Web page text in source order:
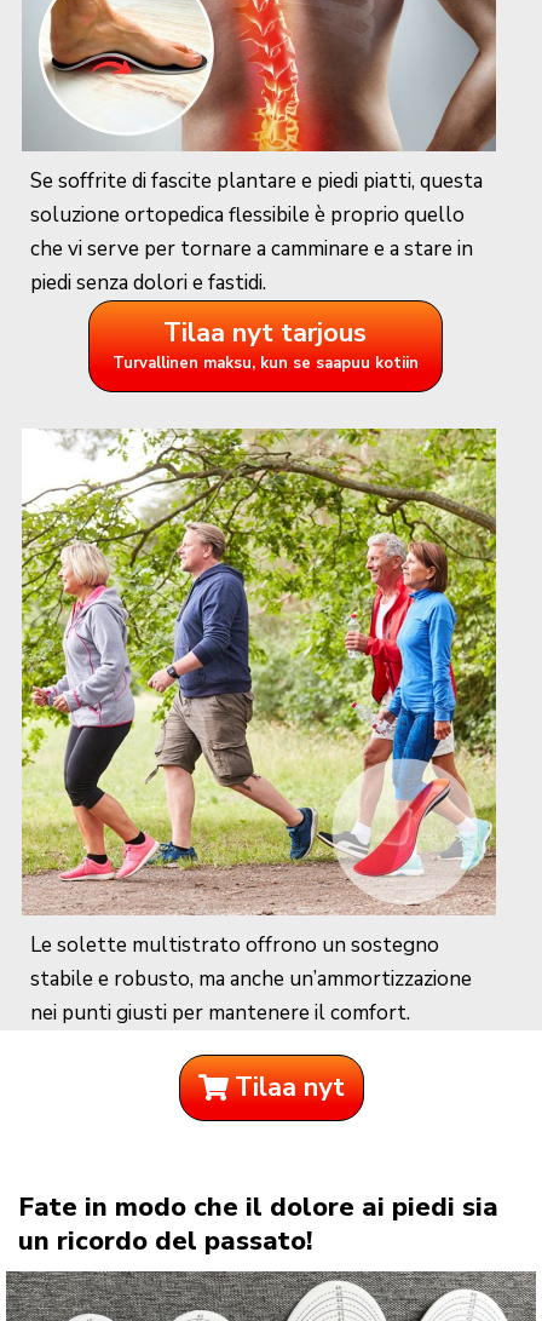
Se soffrite di fascite plantare e piedi piatti, questa
soluzione ortopedica flessibile è proprio quello
che vi serve per tornare a camminare e a stare in
piedi senza dolori e fastidi.
Tilaa nyt tarjous
Turvallinen maksu, kun se saapuu kotiin
Le solette multistrato offrono un sostegno
stabile e robusto, ma anche un’ammortizzazione
nei punti giusti per mantenere il comfort.
Tilaa nyt
Fate in modo che il dolore ai piedi sia
un ricordo del passato!